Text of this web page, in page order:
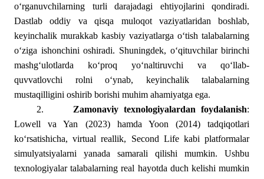
o‘rganuvchilarning turli darajadagi ehtiyojlarini qondiradi.
Dastlab oddiy va qisqa muloqot vaziyatlaridan boshlab,
keyinchalik murakkab kasbiy vaziyatlarga o‘tish talabalarning
o‘ziga ishonchini oshiradi. Shuningdek, o‘qituvchilar birinchi
mashg‘ulotlarda ko‘proq yo‘naltiruvchi va qo‘llab-
quvvatlovchi rolni o‘ynab, keyinchalik talabalarning
mustaqilligini oshirib borishi muhim ahamiyatga ega.
2.
Zamonaviy texnologiyalardan foydalanish:
Lowell va Yan (2023) hamda Yoon (2014) tadqiqotlari
ko‘rsatishicha, virtual reallik, Second Life kabi platformalar
simulyatsiyalarni yanada samarali qilishi mumkin. Ushbu
texnologiyalar talabalarning real hayotda duch kelishi mumkin